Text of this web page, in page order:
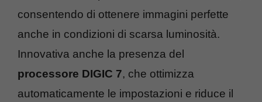
consentendo di ottenere immagini perfette
anche in condizioni di scarsa luminosità.
Innovativa anche la presenza del
processore DIGIC 7, che ottimizza
automaticamente le impostazioni e riduce il